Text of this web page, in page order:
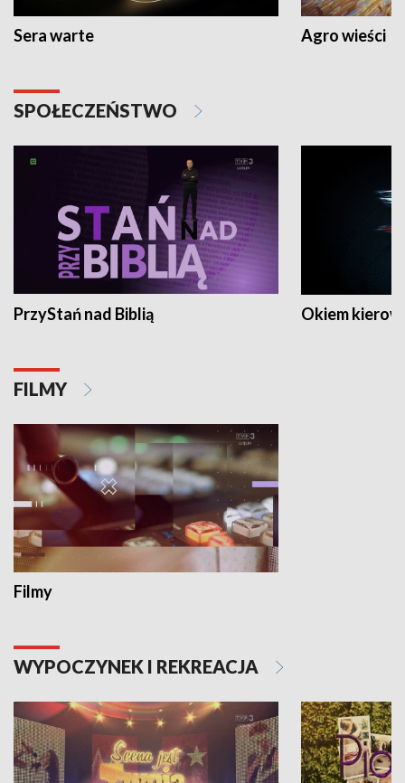
Sera warte Agro wieści
SPOŁECZEŃSTWO
PrzyStań nad Biblią Okiem
FILMY
Filmy
WYPOCZYNEK I REKREACJA